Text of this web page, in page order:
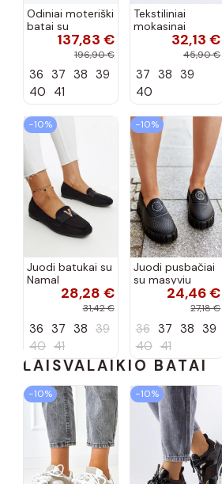
Odiniai moteriški
batai su
siūlėmis, pilies
tipo, Artiker
spalvos
137,83 €
196,90 €
36 37 38 39
40 41
Tekstiliniai
mokasinai
smėlio spalvos
32,13 €
45,90 €
37 38 39
40
−10%
Juodi batukai su
Namal
dekoracija28,28 €
31,42 €
36 37 38 39
40 41
−10%
Juodi pusbačiai
su masyviu
padu Teska24,46 €
27,18 €
36 37 38 39
40 41
LAISVALAIKIO BATAI
−10% −10%